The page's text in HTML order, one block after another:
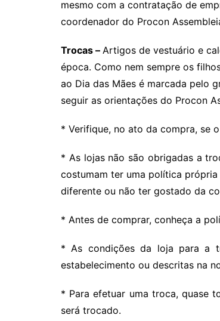
mesmo com a contratação de
coordenador do Procon
Trocas – Artigos de vestuário e
época. Como nem sempre os
ao Dia das Mães é marcada pelo
seguir as orientações do Procon
* Verifique, no ato da compra, se
* As lojas não são obrigadas a
costumam ter uma política
diferente ou não ter gostado da
* Antes de comprar, conheça a
* As condições da loja para a
estabelecimento ou descritas na
* Para efetuar uma troca, quase
será trocado.